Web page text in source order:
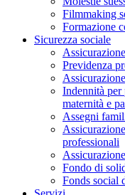
Filmmaking
Formazione
Sicurezza sociale
Previdenza
Indennità per
maternità e
Assegni
professionali
Fondo di
Fonds social